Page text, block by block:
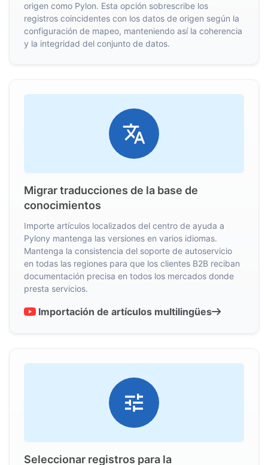
origen como Pylon. Esta opción sobrescribe los
registros coincidentes con los datos de origen según la
configuración de mapeo, manteniendo así la coherencia
y la integridad del conjunto de datos.
Migrar traducciones de la base de
conocimientos
Importe artículos localizados del centro de ayuda a
Pylony mantenga las versiones en varios idiomas.
Mantenga la consistencia del soporte de autoservicio
en todas las regiones para que los clientes B2B reciban
documentación precisa en todos los mercados donde
presta servicios.
Importación de artículos multilingües
Seleccionar registros para la